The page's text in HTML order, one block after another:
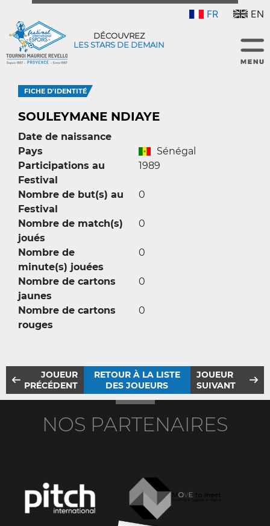
FR EN
DÉCOUVREZ
LES STARS DE DEMAIN
FICHE D'IDENTITÉ
SOULEYMANE NDIAYE
Date de naissance
Pays
Sénégal
Participations au
Festival
1989
Nombre de but(s) au
Festival
0
Nombre de match(s)
joués
0
Nombre de
minute(s) jouées
0
Nombre de cartons
jaunes
0
Nombre de cartons
rouges
0
JOUEUR
PRÉCÉDENT
RETOUR À LA LISTE
DES JOUEURS
JOUEUR
SUIVANT
NOS PARTENAIRES